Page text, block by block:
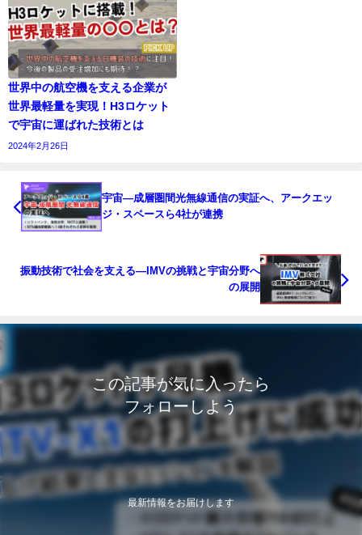
世界中の航空機を支える企業が
世界最軽量を実現！H3ロケット
で宇宙に運ばれた技術とは
2024年2月26日
宇宙―成層圏間光無線通信の実証へ、アークエッ
ジ・スペースら4社が連携
振動技術で社会を支える―IMVの挑戦と宇宙分野へ
の展開
この記事が気に入ったら
フォローしよう
最新情報をお届けします